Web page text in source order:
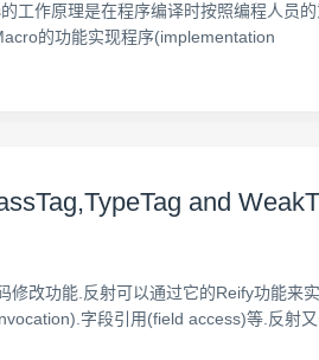
工作原理是在程序编译时按照编程人员
的功能实现程序(implementation
and
修改功能.反射可以通过它的Reify功能
字段引用(field access)等.反